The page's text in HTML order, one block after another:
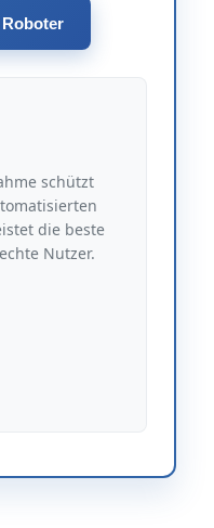
schützt
die beste
Nutzer.